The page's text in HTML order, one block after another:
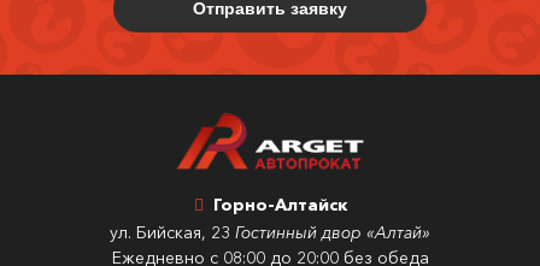
Горно-Алтайск
ул. Бийская, 23 Гостинный двор «Алтай»
Ежедневно с 08:00 до 20:00 без обеда